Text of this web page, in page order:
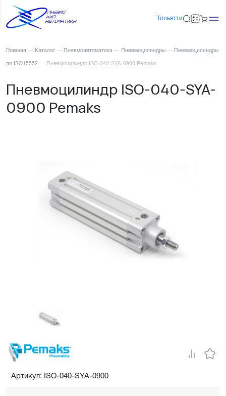
Тольятти
Главная — Каталог — Пневмоавтоматика — Пневмоцилиндры — Пневмоцилиндры
по ISO15552 — Пневмоцилиндр ISO-040-SYA-0900 Pemaks
Пневмоцилиндр ISO-040-SYA-
0900 Pemaks
Артикул: ISO-040-SYA-0900